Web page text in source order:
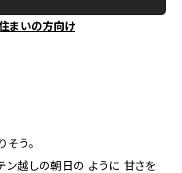
まいの方向け
う。
ン越しの朝日の ように 甘さを